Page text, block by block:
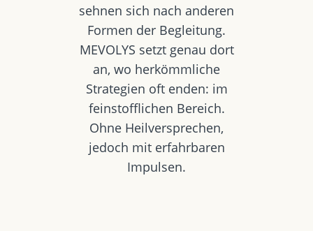
sehnen sich nach anderen
Formen der Begleitung.
MEVOLYS setzt genau dort
an, wo herkömmliche
Strategien oft enden: im
feinstofflichen Bereich.
Ohne Heilversprechen,
jedoch mit erfahrbaren
Impulsen.